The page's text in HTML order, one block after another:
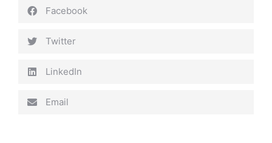
Facebook
Twitter
LinkedIn
Email